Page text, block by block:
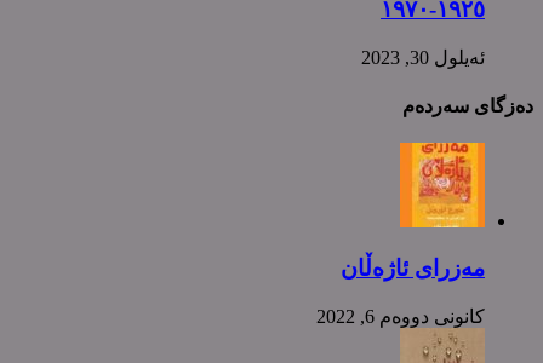
١٩٢٥-١٩٧٠
ئه‌یلول 30, 2023
دەزگای سەردەم
مەزرای ئاژەڵان
كانونی دووه‌م 6, 2022